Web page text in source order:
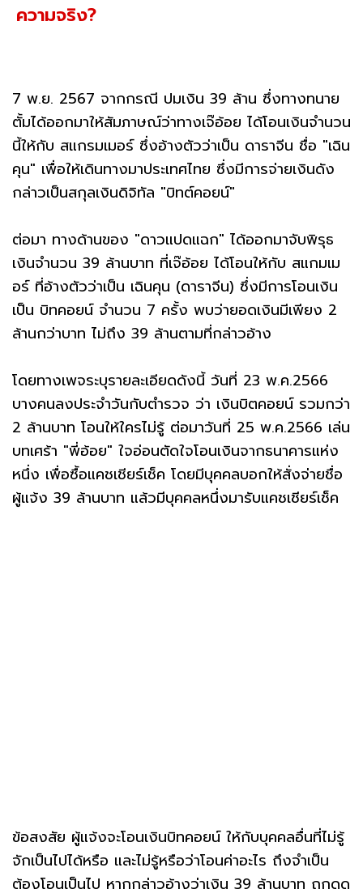
ความจริง?
7 พ.ย. 2567 จากกรณี ปมเงิน 39 ล้าน ซึ่งทางทนาย
ตั้มได้ออกมาให้สัมภาษณ์ว่าทางเจ๊อ้อย ได้โอนเงินจำนวน
นี้ให้กับ สแกรมเมอร์ ซึ่งอ้างตัวว่าเป็น ดาราจีน ชื่อ "เฉิน
คุน" เพื่อให้เดินทางมาประเทศไทย ซึ่งมีการจ่ายเงินดัง
กล่าวเป็นสกุลเงินดิจิทัล "บิทต์คอยน์"
ต่อมา ทางด้านของ "ดาวแปดแฉก" ได้ออกมาจับพิรุธ
เงินจำนวน 39 ล้านบาท ที่เจ๊อ้อย ได้โอนให้กับ สแกมเม
อร์ ที่อ้างตัวว่าเป็น เฉินคุน (ดาราจีน) ซึ่งมีการโอนเงิน
เป็น บิทคอยน์ จำนวน 7 ครั้ง พบว่ายอดเงินมีเพียง 2
ล้านกว่าบาท ไม่ถึง 39 ล้านตามที่กล่าวอ้าง
โดยทางเพจระบุรายละเอียดดังนี้ วันที่ 23 พ.ค.2566
บางคนลงประจำวันกับตำรวจ ว่า เงินบิตคอยน์ รวมกว่า
2 ล้านบาท โอนให้ใครไม่รู้ ต่อมาวันที่ 25 พ.ค.2566 เล่น
บทเศร้า "พี่อ้อย" ใจอ่อนตัดใจโอนเงินจากธนาคารแห่ง
หนึ่ง เพื่อซื้อแคชเชียร์เช็ค โดยมีบุคคลบอกให้สั่งจ่ายชื่อ
ผู้แจ้ง 39 ล้านบาท แล้วมีบุคคลหนึ่งมารับแคชเชียร์เช็ค
ข้อสงสัย ผู้แจ้งจะโอนเงินบิทคอยน์ ให้กับบุคคลอื่นที่ไม่รู้
จักเป็นไปได้หรือ และไม่รู้หรือว่าโอนค่าอะไร ถึงจำเป็น
ต้องโอนเป็นไป หากกล่าวอ้างว่าเงิน 39 ล้านบาท ถูกดูด